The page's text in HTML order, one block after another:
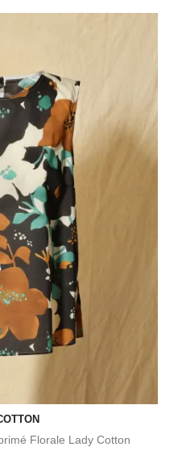
Florale Lady Cotton